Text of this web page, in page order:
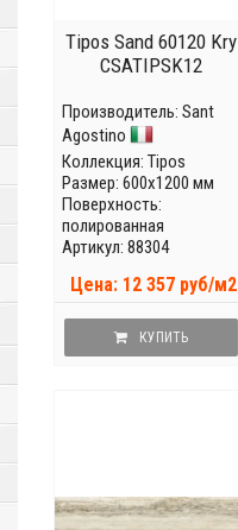
Tipos Sand 60120 Kry
CSATIPSK12
Производитель: Sant
Agostino
Коллекция: Tipos
Размер: 600x1200 мм
Поверхность:
полированная
Артикул: 88304
Цена: 12 357 руб/м2
КУПИТЬ